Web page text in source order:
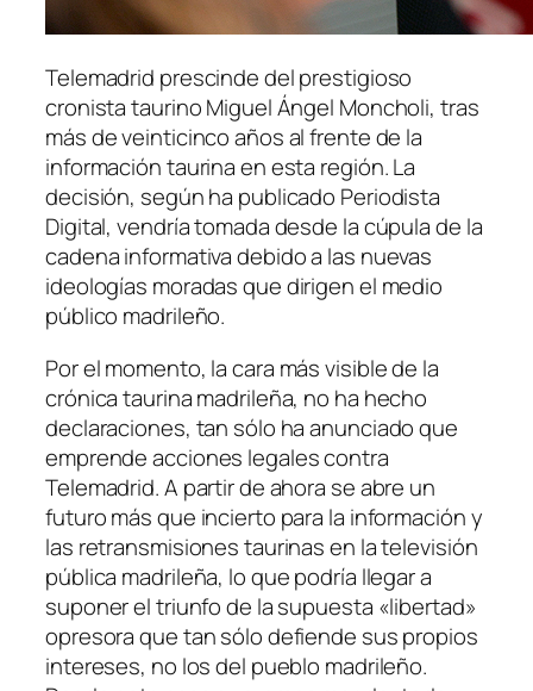
Telemadrid prescinde del prestigioso
cronista taurino Miguel Ángel Moncholi, tras
más de veinticinco años al frente de la
información taurina en esta región. La
decisión, según ha publicado Periodista
Digital, vendría tomada desde la cúpula de la
cadena informativa debido a las nuevas
ideologías moradas que dirigen el medio
público madrileño.
Por el momento, la cara más visible de la
crónica taurina madrileña, no ha hecho
declaraciones, tan sólo ha anunciado que
emprende acciones legales contra
Telemadrid. A partir de ahora se abre un
futuro más que incierto para la información y
las retransmisiones taurinas en la televisión
pública madrileña, lo que podría llegar a
suponer el triunfo de la supuesta «libertad»
opresora que tan sólo defiende sus propios
intereses, no los del pueblo madrileño.